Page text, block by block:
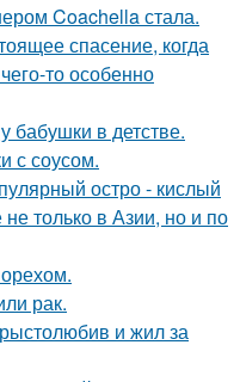
Coachella стала.
спасение, когда
то особенно
бабушки в детстве.
с соусом.
остро - кислый
только в Азии, но и по
рак.
и жил за